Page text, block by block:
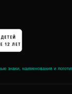
наименования и